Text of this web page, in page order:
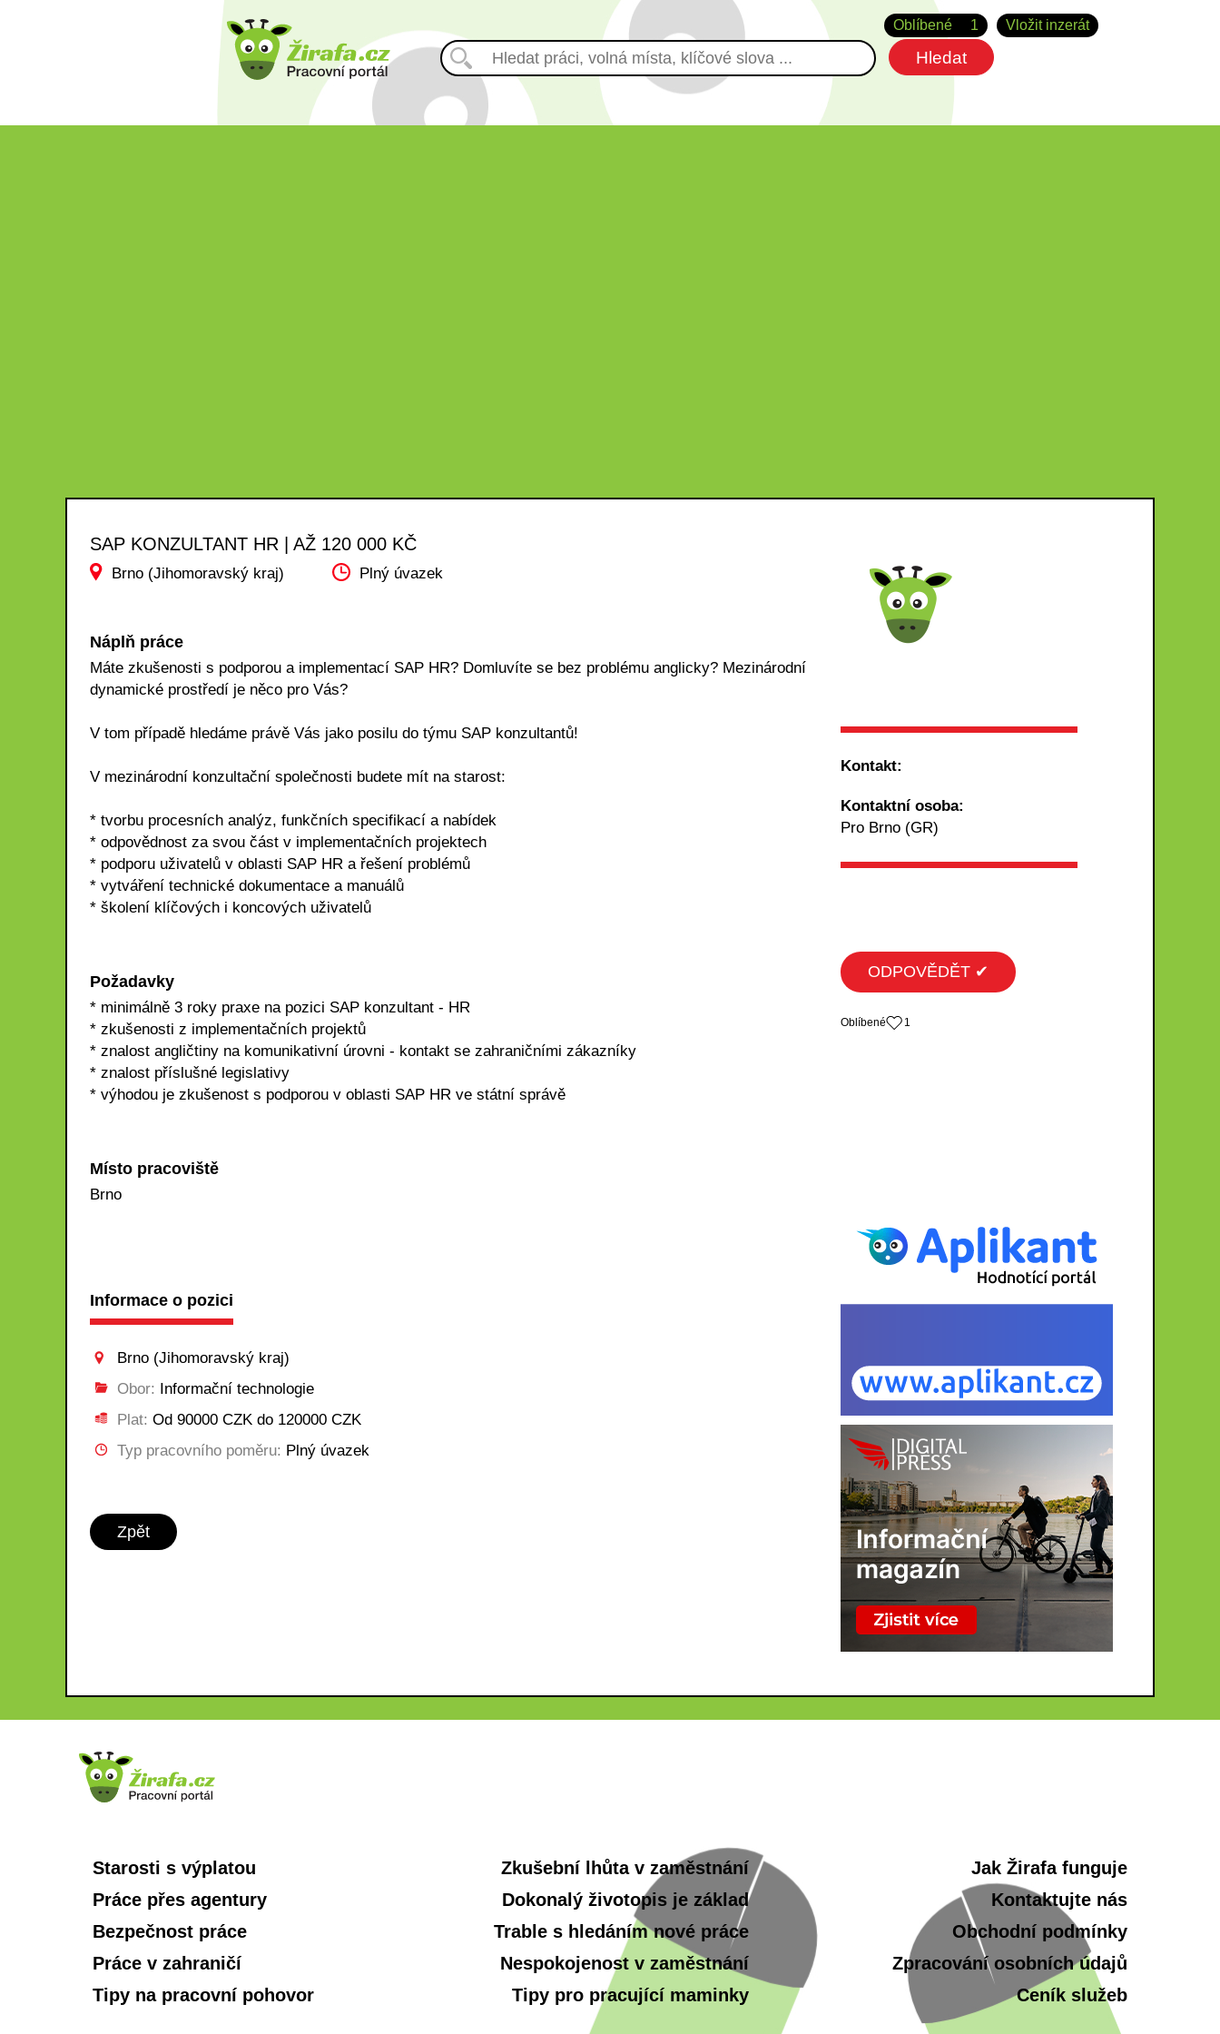
Vložit inzerát
Oblíbené 1
SAP KONZULTANT HR | AŽ 120 000 KČ
Brno (Jihomoravský kraj) Plný úvazek
Náplň práce
Máte zkušenosti s podporou a implementací SAP HR? Domluvíte se bez problému anglicky? Mezinárodní
dynamické prostředí je něco pro Vás?
V tom případě hledáme právě Vás jako posilu do týmu SAP konzultantů!
V mezinárodní konzultační společnosti budete mít na starost:
* tvorbu procesních analýz, funkčních specifikací a nabídek
* odpovědnost za svou část v implementačních projektech
* podporu uživatelů v oblasti SAP HR a řešení problémů
* vytváření technické dokumentace a manuálů
* školení klíčových i koncových uživatelů
Požadavky
* minimálně 3 roky praxe na pozici SAP konzultant - HR
* zkušenosti z implementačních projektů
* znalost angličtiny na komunikativní úrovni - kontakt se zahraničními zákazníky
* znalost příslušné legislativy
* výhodou je zkušenost s podporou v oblasti SAP HR ve státní správě
Místo pracoviště
Brno
Informace o pozici
Brno (Jihomoravský kraj)
Obor: Informační technologie
Plat: Od 90000 CZK do 120000 CZK
Typ pracovního poměru: Plný úvazek
Zpět
Kontakt:
Kontaktní osoba:
Pro Brno (GR)
ODPOVĚDĚT ✔
Oblíbené 1
Starosti s výplatou
Práce přes agentury
Bezpečnost práce
Práce v zahraničí
Tipy na pracovní pohovor
Zkušební lhůta v zaměstnání
Dokonalý životopis je základ
Trable s hledáním nové práce
Nespokojenost v zaměstnání
Tipy pro pracující maminky
Jak Žirafa funguje
Kontaktujte nás
Obchodní podmínky
Zpracování osobních údajů
Ceník služeb